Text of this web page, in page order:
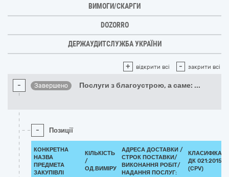
ВИМОГИ/СКАРГИ
DOZORRO
ДЕРЖАУДИТСЛУЖБА УКРАЇНИ
+ відкрити всі - закрити всі
- Завершено Послуги з благоустрою, а саме: ...
- Позиції
КОНКРЕТНА
НАЗВА
ПРЕДМЕТА
ЗАКУПІВЛІ
КІЛЬКІСТЬ
/
ОД.ВИМІРУ
АДРЕСА ДОСТАВКИ /
СТРОК ПОСТАВКИ/
ВИКОНАННЯ РОБІТ/
НАДАННЯ ПОСЛУГ:
ДК 021:2015
(CPV)